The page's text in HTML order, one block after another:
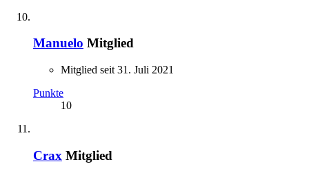
Manuelo Mitglied
Mitglied seit 31. Juli 2021
Punkte
10
Crax Mitglied